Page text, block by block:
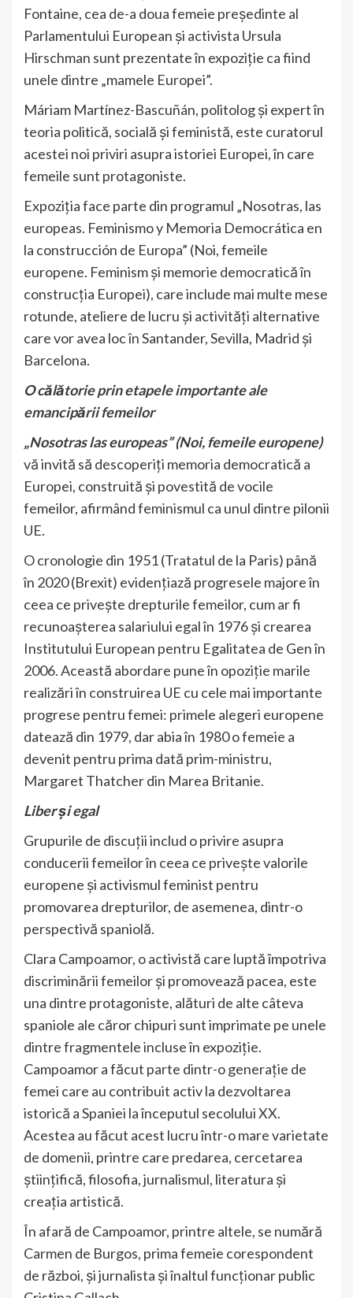
Fontaine, cea de-a doua femeie președinte al
Parlamentului European și activista Ursula
Hirschman sunt prezentate în expoziție ca fiind
unele dintre „mamele Europei”.
Máriam Martínez-Bascuñán, politolog și expert în
teoria politică, socială și feministă, este curatorul
acestei noi priviri asupra istoriei Europei, în care
femeile sunt protagoniste.
Expoziția face parte din programul „Nosotras, las
europeas. Feminismo y Memoria Democrática en
la construcción de Europa” (Noi, femeile
europene. Feminism și memorie democratică în
construcția Europei), care include mai multe mese
rotunde, ateliere de lucru și activități alternative
care vor avea loc în Santander, Sevilla, Madrid și
Barcelona.
O călătorie prin etapele importante ale
emancipării femeilor
„Nosotras las europeas” (Noi, femeile europene)
vă invită să descoperiți memoria democratică a
Europei, construită și povestită de vocile
femeilor, afirmând feminismul ca unul dintre pilonii
UE.
O cronologie din 1951 (Tratatul de la Paris) până
în 2020 (Brexit) evidențiază progresele majore în
ceea ce privește drepturile femeilor, cum ar fi
recunoașterea salariului egal în 1976 și crearea
Institutului European pentru Egalitatea de Gen în
2006. Această abordare pune în opoziție marile
realizări în construirea UE cu cele mai importante
progrese pentru femei: primele alegeri europene
datează din 1979, dar abia în 1980 o femeie a
devenit pentru prima dată prim-ministru,
Margaret Thatcher din Marea Britanie.
Liber și egal
Grupurile de discuții includ o privire asupra
conducerii femeilor în ceea ce privește valorile
europene și activismul feminist pentru
promovarea drepturilor, de asemenea, dintr-o
perspectivă spaniolă.
Clara Campoamor, o activistă care luptă împotriva
discriminării femeilor și promovează pacea, este
una dintre protagoniste, alături de alte câteva
spaniole ale căror chipuri sunt imprimate pe unele
dintre fragmentele incluse în expoziție.
Campoamor a făcut parte dintr-o generație de
femei care au contribuit activ la dezvoltarea
istorică a Spaniei la începutul secolului XX.
Acestea au făcut acest lucru într-o mare varietate
de domenii, printre care predarea, cercetarea
științifică, filosofia, jurnalismul, literatura și
creația artistică.
În afară de Campoamor, printre altele, se numără
Carmen de Burgos, prima femeie corespondent
de război, și jurnalista și înaltul funcționar public